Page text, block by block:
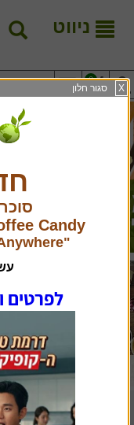
ניווט
0
X סגור חלון
Candy
"Real Coffee Anytime, Anywhere"
לפרטים